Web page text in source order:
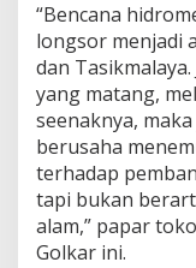
“Bencana
longsor menjadi
dan
yang matang,
seenaknya,
berusaha
terhadap
tapi bukan
alam,” papar
Golkar ini.